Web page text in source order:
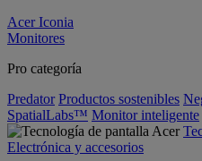
Acer Iconia
Monitores
Pro categoría
Predator Productos sostenibles
SpatialLabs™ Monitor inteligente
Electrónica y accesorios